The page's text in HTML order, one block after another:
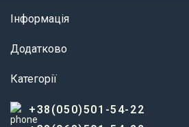
Інформація
Додатково
Категорії
+38(050)501-54-22